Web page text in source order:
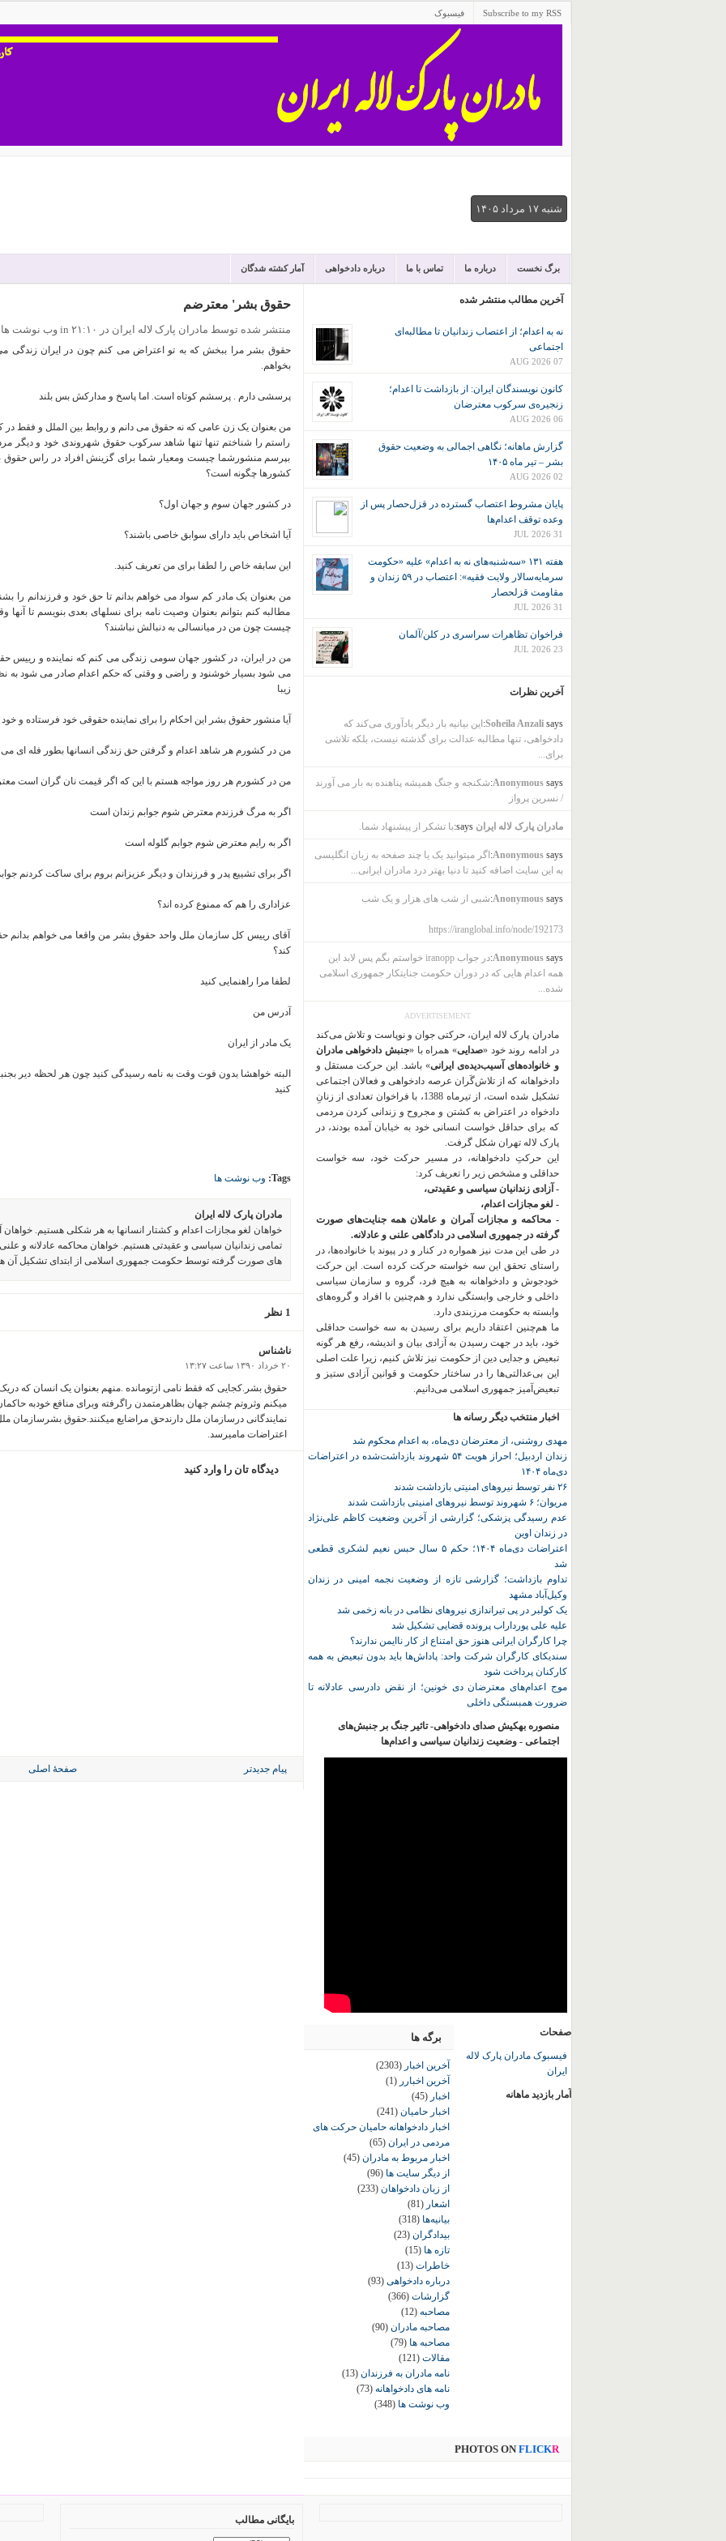
Subscribe to my RSS فیسبوک
شنبه ۱۷ مرداد ۱۴۰۵
برگ نخست درباره ما تماس با ما درباره دادخواهی آمار کشته شدگان
حقوق بشر' معترضم
منتشر شده توسط مادران پارک لاله ایران در ۲۱:۱۰ in وب نوشت ها
حقوق بشر مرا ببخش که به تو اعتراض می کنم چون در ایران زندگی
بخواهم.
پرسشی دارم . پرسشم کوتاه است. اما پاسخ و مدارکش بس بلند
من بعنوان یک زن عامی که نه حقوق می دانم و روابط بین الملل و
راستم را شناختم تنها تنها شاهد سرکوب حقوق شهروندی خود و دیگر
بپرسم منشورشما چیست ومعیار شما برای گزینش افراد در راس حقوق
کشورها چگونه است؟
در کشور جهان سوم و جهان اول؟
آیا اشخاص باید دارای سوابق خاصی باشند؟
این سابقه خاص را لطفا برای من تعریف کنید.
من بعنوان یک مادر کم سواد می خواهم بدانم تا حق خود و فرزندانم را
مطالبه کنم بتوانم بعنوان وصیت نامه برای نسلهای بعدی بنویسم تا آنها
چیست چون من در میانسالی به دنبالش نباشند؟
من در ایران، در کشور جهان سومی زندگی می کنم که نماینده و رییس
می شود بسیار خوشنود و راضی و وقتی که حکم اعدام صادر می شود به
زیبا
آیا منشور حقوق بشر این احکام را برای نماینده حقوقی خود فرستاده و خود
من در کشورم هر شاهد اعدام و گرفتن حق زندگی انسانها بطور فله ای
من در کشورم هر روز مواجه هستم با این که اگر قیمت نان گران است
اگر به مرگ فرزندم معترض شوم جوابم زندان است
اگر به رایم معترض شوم جوابم گلوله است
اگر برای تشییع پدر و فرزندان و دیگر عزیزانم بروم برای ساکت کردنم
عزاداری را هم که ممنوع کرده اند؟
آقای رییس کل سازمان ملل واحد حقوق بشر من واقعا می خواهم
کند؟
لطفا مرا راهنمایی کنید
آدرس من
یک مادر از ایران
البته خواهشا بدون فوت وقت به نامه رسیدگی کنید چون هر لحظه دیر
کنید
Tags: وب نوشت ها
مادران پارک لاله ایران
خواهان لغو مجازات اعدام و کشتار انسانها به هر شکلی هستیم.
تمامی زندانیان سیاسی و عقیدتی هستیم. خواهان محاکمه عادلانه و
های صورت گرفته توسط حکومت جمهوری اسلامی از ابتدای تشکیل آن
1 نظر
ناشناس
۲۰ خرداد ۱۳۹۰ ساعت ۱۳:۲۷
حقوق بشر.کجایی که فقط نامی ازتومانده .منهم بعنوان یک انسان که
میکنم وثروتم چشم جهان بظاهرمتمدن راگرفته وبرای منافع خودبه
نمایندگانی درسازمان ملل دارندحق مراضایع میکنند.حقوق
اعتراضات مامیرسد.
دیدگاه تان را وارد کنید
پیام جدیدتر صفحهٔ اصلی
آخرین مطالب منتشر شده
نه به اعدام؛ از اعتصاب زندانیان تا مطالبه‌ای
اجتماعی
07 AUG 2026
کانون نويسندگان ايران: از بازداشت تا اعدام؛
زنجیره‌ی سرکوب معترضان
06 AUG 2026
گزارش ماهانه؛ نگاهی اجمالی به وضعیت حقوق
بشر – تیر ماه ۱۴۰۵
02 AUG 2026
پایان مشروط اعتصاب گسترده در قزل‌حصار پس از
وعده توقف اعدام‌ها
31 JUL 2026
هفته ۱۳۱ «سه‌شنبه‌های نه به اعدام» علیه «حکومت
سرمایه‌سالار ولایت فقیه»: اعتصاب در ۵۹ زندان و
مقاومت قزلحصار
31 JUL 2026
فراخوان تظاهرات سراسری در کلن/آلمان
23 JUL 2026
آخرین نظرات
Soheila Anzalisays:
این بیانیه بار دیگر یادآوری می‌کند که
دادخواهی، تنها مطالبه عدالت برای گذشته نیست، بلکه تلاشی
برای...
Anonymoussays:
شکنجه و جنگ همیشه پناهنده به بار می آورند
/ نسرین پرواز
مادران پارک لاله ایران says: با تشکر از پیشنهاد شما.
Anonymoussays:
اگر میتوانید یک یا چند صفحه به زبان انگلیسی
به این سایت اضافه کنید تا دنیا بهتر درد مادران ایرانی...
Anonymoussays: شبی از شب های هزار و یک شب
https://iranglobal.info/node/192173
Anonymoussays:
در جواب iranopp خواستم بگم پس لابد این
همه اعدام هایی که در دوران حکومت جنایتکار جمهوری اسلامی
شده...
ADVERTISEMENT
مادران پارک لاله ایران، حرکتی جوان و نوپاست و تلاش می‌کند
در ادامه روند خود «صدایی» همراه با «جنبش دادخواهی مادران
و خانواده‌های آسیب‌دیده‌ی ایرانی» باشد. این حرکت مستقل و
دادخواهانه که از تلاش‌گَران عرصه دادخواهی و فعالان اجتماعی
تشکیل شده است، از تیرماه 1388، با فراخوان تعدادی از زنانِ
دادخواه در اعتراض به کشتن و مجروح و زندانی کردن مردمی
که برای حداقل خواست انسانی خود به خیابان آمده بودند، در
پارک لاله تهران شکل گرفت.
این حرکتِ دادخواهانه، در مسیر حرکت خود، سه خواست
حداقلی و مشخص زیر را تعریف کرد:
- آزادی زندانیان سیاسی و عقیدتی،
- لغو مجازات اعدام،
- محاکمه و مجازات آمران و عاملان همه جنایت‌های صورت
گرفته در جمهوری اسلامی در دادگاهی علنی و عادلانه.
در طی این مدت نیز همواره در کنار و در پیوند با خانواده‌ها، در
راستای تحقق این سه خواسته حرکت کرده است. این حرکت
خودجوش و دادخواهانه به هیچ فرد، گروه و سازمان سیاسی
داخلی و خارجی وابستگی ندارد و هم‌چنین با افراد و گروه‌های
وابسته به حکومت مرزبندی دارد.
ما هم‌چنین اعتقاد داریم برای رسیدن به سه خواست حداقلی
خود، باید در جهت رسیدن به آزادی بیان و اندیشه، رفع هر گونه
تبعیض و جدایی دین از حکومت نیز تلاش کنیم، زیرا علت اصلی
این بی‌عدالتی‌ها را در ساختار حکومت و قوانین آزادی ستیز و
تبعیض‌آمیز جمهوری اسلامی می‌دانیم.
اخبار منتخب دیگر رسانه ها
مهدی روشنی، از معترضان دی‌ماه، به اعدام محکوم شد
زندان اردبیل؛ احراز هویت ۵۴ شهروند بازداشت‌شده در اعتراضات
دی‌ماه ۱۴۰۴
۲۶ نفر توسط نیروهای امنیتی بازداشت شدند
مریوان؛ ۶ شهروند توسط نیروهای امنیتی بازداشت شدند
عدم رسیدگی پزشکی؛ گزارشی از آخرین وضعیت کاظم علی‌نژاد
در زندان اوین
اعتراضات دی‌ماه ۱۴۰۴؛ حکم ۵ سال حبس نعیم لشکری قطعی
شد
تداوم بازداشت؛ گزارشی تازه از وضعیت نجمه امینی در زندان
وکیل‌آباد مشهد
یک کولبر در پی تیراندازی نیروهای نظامی در بانه زخمی شد
علیه علی پورداراب پرونده قضایی تشکیل شد
چرا کارگران ایرانی هنوز حق امتناع از کار ناایمن ندارند؟
سندیکای کارگران شرکت واحد: پاداش‌ها باید بدون تبعیض به همه
کارکنان پرداخت شود
موج اعدام‌های معترضان دی‌ خونین؛ از نقض دادرسی عادلانه تا
ضرورت همبستگی داخلی
منصوره بهکیش صدای دادخواهی- تاثیر جنگ بر جنبش‌های
اجتماعی - وضعیت زندانیان سیاسی و اعدام‌ها
برگه ها
آخرین اخبار (2303)
آخرین اخبارر (1)
اخبار (45)
اخبار حامیان (241)
اخبار دادخواهانه حامیان حرکت های
مردمی در ایران (65)
اخبار مربوط به مادران (45)
از دیگر سایت ها (96)
از زبان دادخواهان (233)
اشعار (81)
بیانیه‌ها (318)
بیدادگران (23)
تازه ها (15)
خاطرات (13)
درباره دادخواهی (93)
گزارشات (366)
مصاحبه (12)
مصاحبه مادران (90)
مصاحبه ها (79)
مقالات (121)
نامه مادران به فرزندان (13)
نامه های دادخواهانه (73)
وب نوشت ها (348)
صفحات
فیسبوک مادران پارک لاله
ایران
آمار بازدید ماهانه
PHOTOS ON FLICKR
بایگانی مطالب